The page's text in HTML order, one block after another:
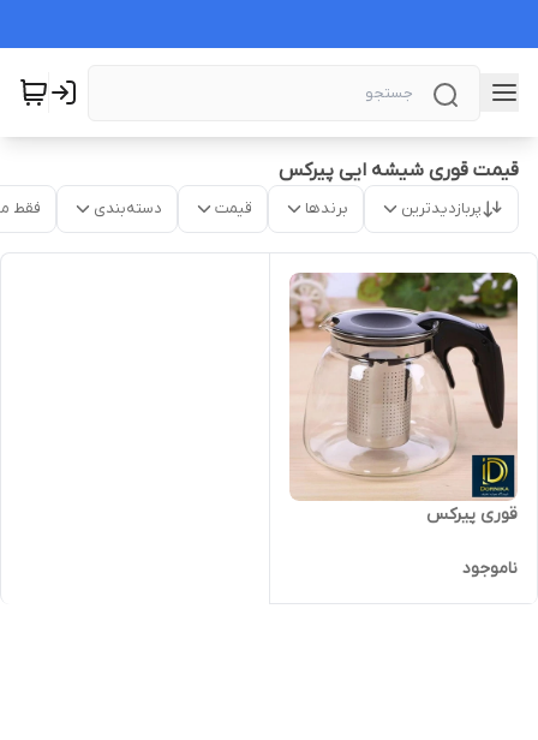
قیمت قوری شیشه ایی پیرکس
پربازدیدترین برندها قیمت دسته‌بندی فقط
قوری پیرکس
ناموجود